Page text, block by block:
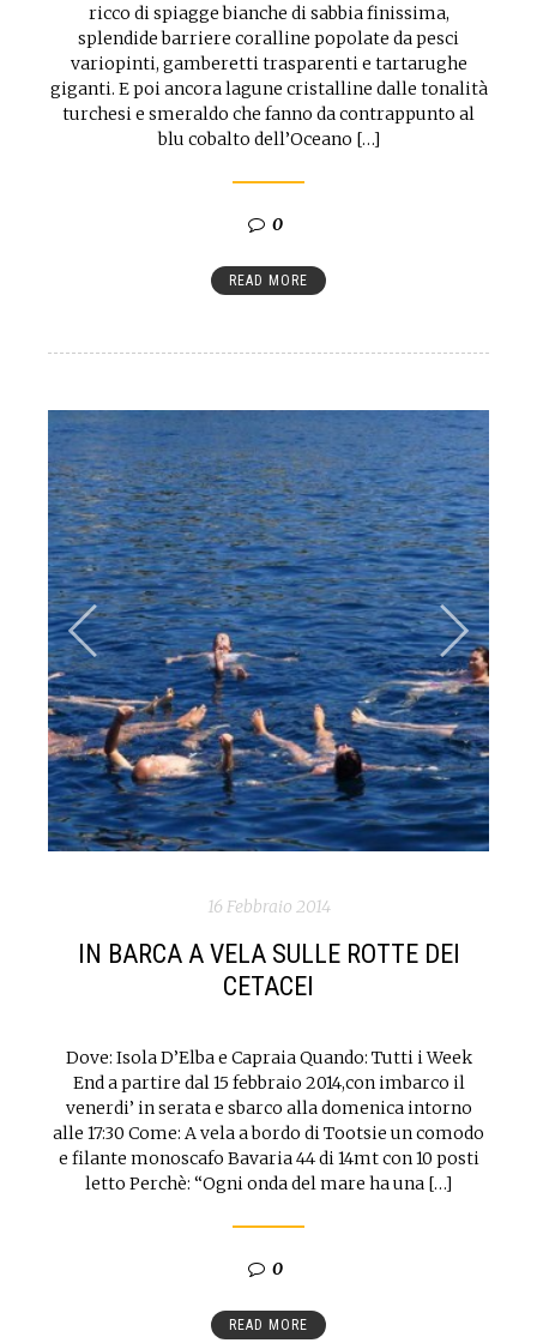
ricco di spiagge bianche di sabbia finissima,
splendide barriere coralline popolate da pesci
variopinti, gamberetti trasparenti e tartarughe
giganti. E poi ancora lagune cristalline dalle tonalità
turchesi e smeraldo che fanno da contrappunto al
blu cobalto dell’Oceano […]
0
READ MORE
16 Febbraio 2014
IN BARCA A VELA SULLE ROTTE DEI
CETACEI
Dove: Isola D’Elba e Capraia Quando: Tutti i Week
End a partire dal 15 febbraio 2014,con imbarco il
venerdi’ in serata e sbarco alla domenica intorno
alle 17:30 Come: A vela a bordo di Tootsie un comodo
e filante monoscafo Bavaria 44 di 14mt con 10 posti
letto Perchè: “Ogni onda del mare ha una […]
0
READ MORE